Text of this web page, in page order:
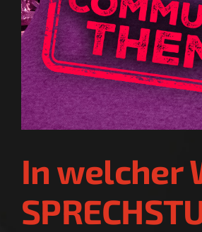
In welcher